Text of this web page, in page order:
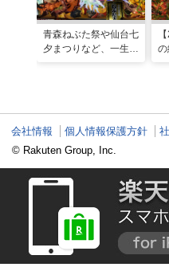
青森ねぶた祭や仙台七
夕まつりなど、一生に
会社情報 個人情報保護方針
© Rakuten Group, Inc.